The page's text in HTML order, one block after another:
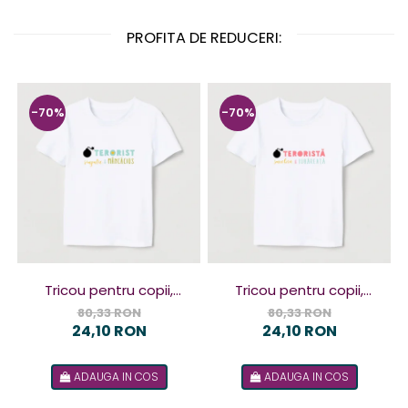
PROFITA DE REDUCERI:
-70%
Tricou pentru copii,
design Terorist
80,33 RON
24,10 RON
ADAUGA IN COS
-70%
Tricou pentru copii,
design Terorista
80,33 RON
24,10 RON
ADAUGA IN COS